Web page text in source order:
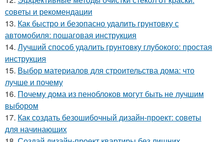
советы и рекомендации
13. Как быстро и безопасно удалить грунтовку с
автомобиля: пошаговая инструкция
14. Лучший способ удалить грунтовку глубокого: простая
инструкция
15. Выбор материалов для строительства дома: что
лучше и почему
16. Почему дома из пеноблоков могут быть не лучшим
выбором
17. Как создать безошибочный дизайн-проект: советы
для начинающих